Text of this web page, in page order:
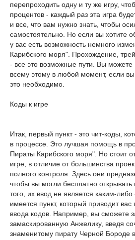
перепроходить одну и ту же игру,
процентов - каждый раз эта игра
и все, что вам нужно знать, чтобы
самостоятельно. Но если вы хотите
у вас есть возможность немного
Карибского моря". Прохождение,
- все это возможные пути. Вы можете
всему этому в любой момент, если вы
это необходимо.
Коды к игре
Итак, первый пункт - это чит-коды,
в процессе. Это лучшая помощь в
Пираты Карибского моря". Но стоит
игре, в отличие от большинства
полного контроля. Здесь они
чтобы вы могли бесплатно
того, их ввод не является каким-
имеется пункт, который приводит
ввода кодов. Например, вы сможете
замаскированную Анжелику, введя
знаменитому пирату Черной Бороде